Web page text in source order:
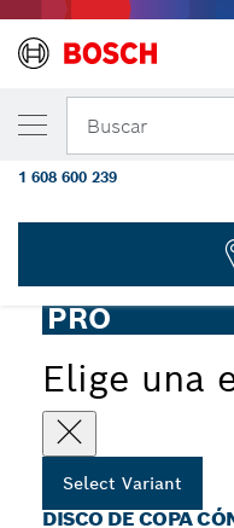
Buscar
Disco de copa
PRO
Elige una
Select Variant
DISCO DE COPA
Amoladora de
G24
1 608 600 239